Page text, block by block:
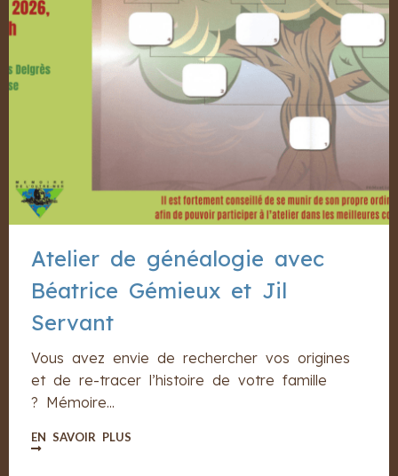
Atelier de généalogie avec
Béatrice Gémieux et Jil
Servant
Vous avez envie de rechercher vos origines
et de re-tracer l’histoire de votre famille
? Mémoire...
EN SAVOIR PLUS